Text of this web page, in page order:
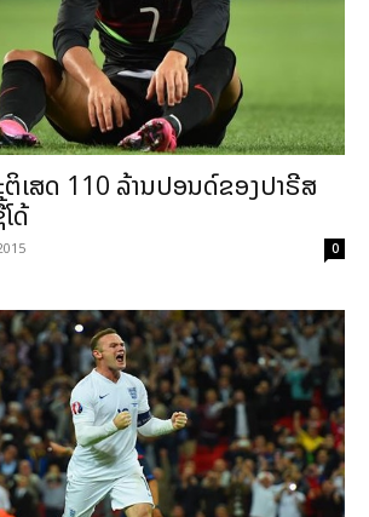
ເສດ 110 ລ້ານປອນດ໌ຂອງປາຣີສ
ດ້
0